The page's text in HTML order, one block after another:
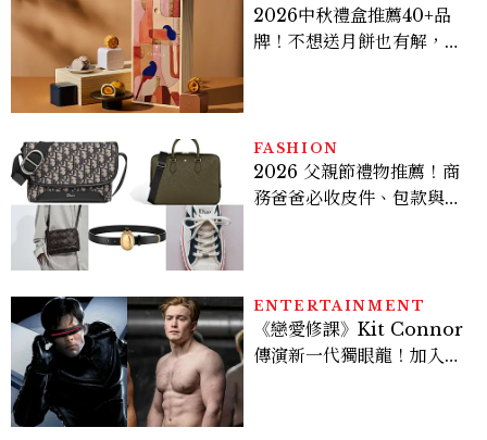
2026中秋禮盒推薦40+品
牌！不想送月餅也有解，送
FASHION
2026 父親節禮物推薦！商
務爸爸必收皮件、包款與鞋
ENTERTAINMENT
《戀愛修課》Kit Connor
傳演新一代獨眼龍！加入新